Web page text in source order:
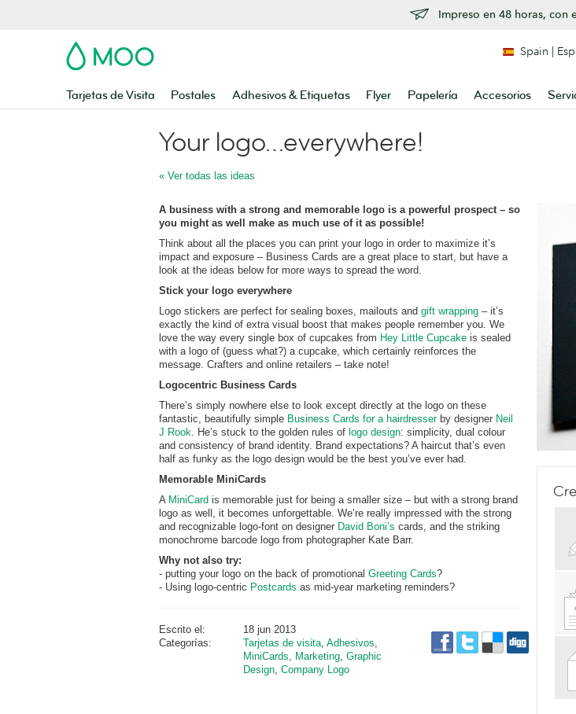
Impreso en 48 horas, con
MOO
Tarjetas de Visita Postales Adhesivos & Etiquetas Flyer Papelería Accesorios
Spain |
Your logo…everywhere!
« Ver todas las ideas
A business with a strong and memorable logo is a powerful prospect – so
you might as well make as much use of it as possible!
Think about all the places you can print your logo in order to maximize it’s
impact and exposure – Business Cards are a great place to start, but have a
look at the ideas below for more ways to spread the word.
Stick your logo everywhere
Logo stickers are perfect for sealing boxes, mailouts and gift wrapping – it’s
exactly the kind of extra visual boost that makes people remember you. We
love the way every single box of cupcakes from Hey Little Cupcake is sealed
with a logo of (guess what?) a cupcake, which certainly reinforces the
message. Crafters and online retailers – take note!
Logocentric Business Cards
There’s simply nowhere else to look except directly at the logo on these
fantastic, beautifully simple Business Cards for a hairdresserby designer Neil
J Rook. He’s stuck to the golden rules of logo design: simplicity, dual colour
and consistency of brand identity. Brand expectations? A haircut that’s even
half as funky as the logo design would be the best you’ve ever had.
Memorable MiniCards
A MiniCard is memorable just for being a smaller size – but with a strong brand
logo as well, it becomes unforgettable. We’re really impressed with the strong
and recognizable logo-font on designer David Boni’s cards, and the striking
monochrome barcode logo from photographer Kate Barr.
Why not also try:
- putting your logo on the back of promotional Greeting Cards?
- Using logo-centric Postcards as mid-year marketing reminders?
Escrito el:
18 jun 2013
Categorías:
Tarjetas de visita, Adhesivos,
MiniCards, Marketing, Graphic
Design, Company Logo